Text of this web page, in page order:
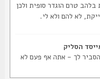
טרם הוגדר סופית ולכן
לא להם ולא לי.
לך - אתה אף פעם לא